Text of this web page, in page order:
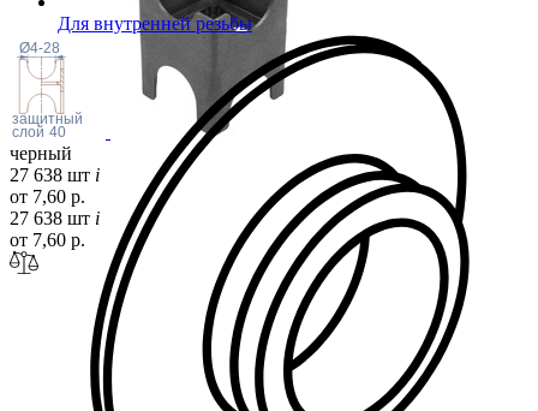
Для внутренней резьбы
Ø4-28
40
защитный
слой 40
черный
27 638 шт i
от 7,60 р.
27 638 шт i
от 7,60 р.